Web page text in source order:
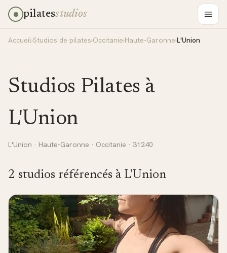
pilatesstudios
Accueil›Studios de pilates›Occitanie›Haute-Garonne›L'Union
Studios Pilates à
L'Union
L'Union · Haute-Garonne · Occitanie · 31240
2 studios référencés à L'Union